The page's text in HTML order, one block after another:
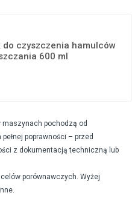
do czyszczenia hamulców
600 ml
pochodzą od
poprawności – przed
z dokumentacją techniczną lub
porównawczych. Wyżej